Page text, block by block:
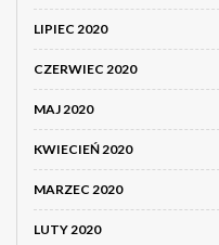
LIPIEC 2020
CZERWIEC 2020
MAJ 2020
KWIECIEŃ 2020
MARZEC 2020
LUTY 2020